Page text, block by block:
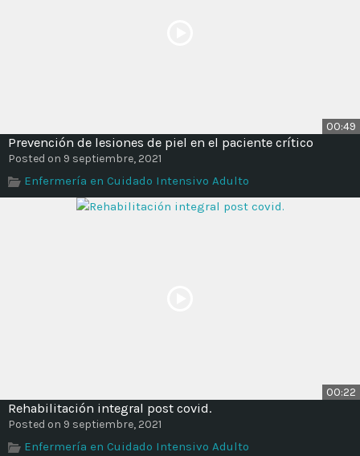
00:49
Prevención de lesiones de piel en el paciente crítico
Posted on 9 septiembre, 2021
Enfermería en Cuidado Intensivo Adulto
00:22
Rehabilitación integral post covid.
Posted on 9 septiembre, 2021
Enfermería en Cuidado Intensivo Adulto